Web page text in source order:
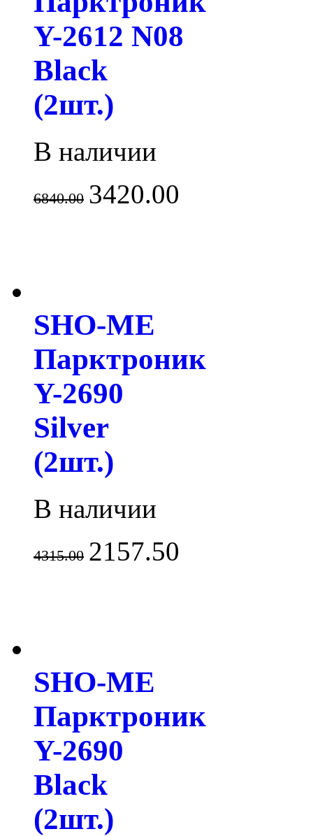
Y-2612 N08
Black
(2шт.)
В наличии
6840.00 3420.00
SHO-ME
Парктроник
Y-2690
Silver
(2шт.)
В наличии
4315.00 2157.50
SHO-ME
Парктроник
Y-2690
Black
(2шт.)